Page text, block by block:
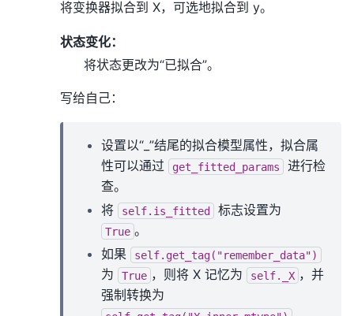
将变换器拟合到 X，可选地拟合到 y。
状态变化：
将状态更改为“已拟合”。
写给自己：
设置以“_”结尾的拟合模型属性，拟合属
性可以通过
get_fitted_params
进行检
查。
将
self.is_fitted 标志设置为
True 。
如果
self.get_tag("remember_data")
为 True ，则将 X 记忆为 self._X ，并
强制转换为